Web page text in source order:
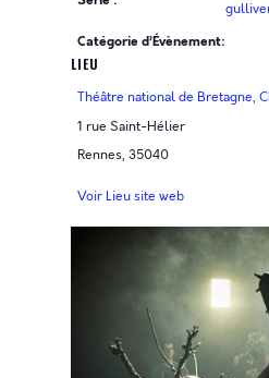
Catégorie d’Évènement:
LIEU
Théâtre national de Bretagne,
1 rue Saint-Hélier
Rennes, 35040
Voir Lieu site web